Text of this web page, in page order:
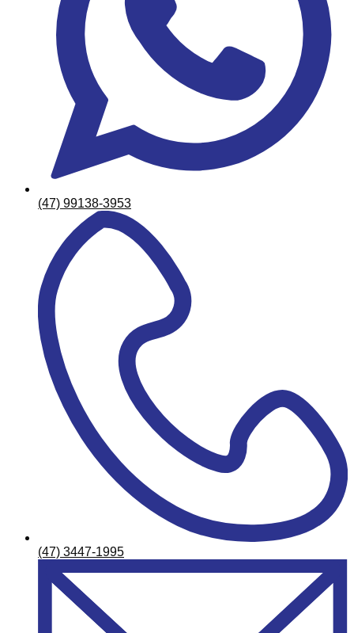
(47) 99138-3953
(47) 3447-1995